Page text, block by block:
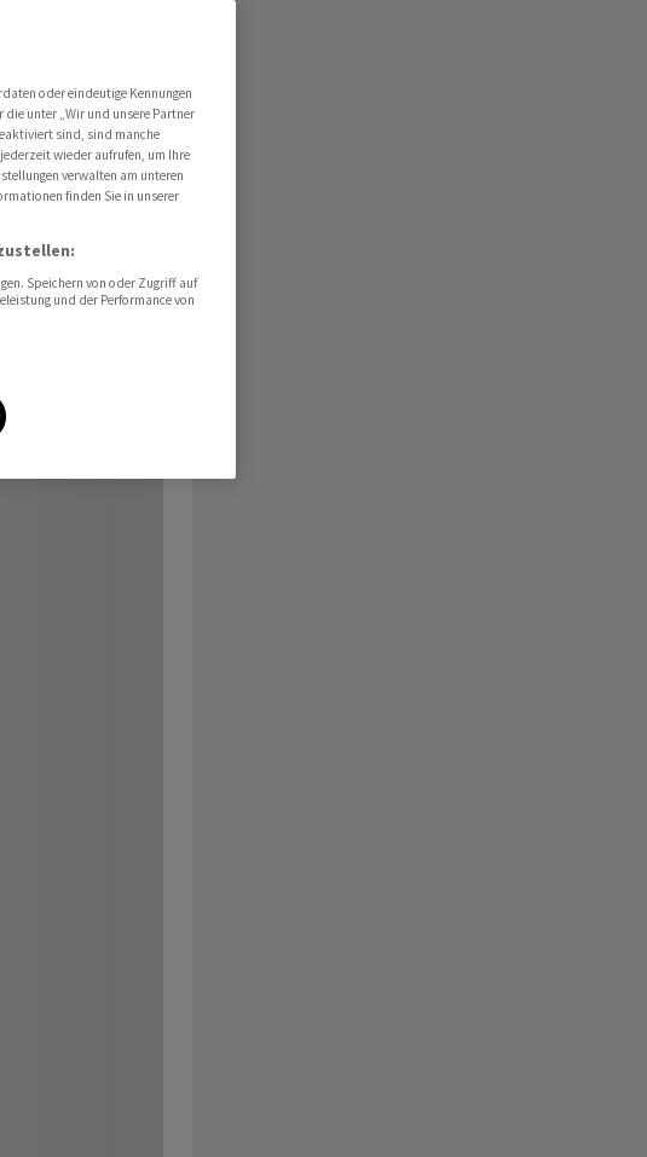
oder eindeutige Kennungen
unter „Wir und unsere Partner
sind, sind manche
wieder aufrufen, um Ihre
verwalten am unteren
finden Sie in unserer
Speichern von oder Zugriff auf
und der Performance von